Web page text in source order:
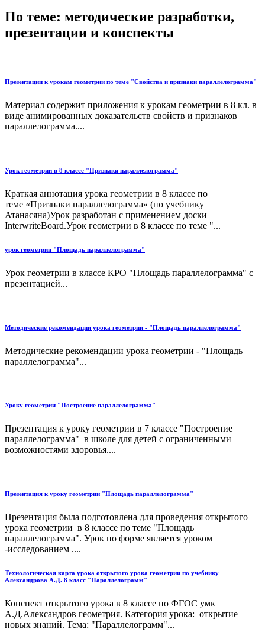
По теме: методические разработки,
презентации и конспекты
Презентации к урокам геометрии по теме "Свойства и признаки параллелограмма"
Материал содержит приложения к урокам геометрии в 8 кл. в
виде анимированных доказательств свойств и признаков
параллелограмма....
Урок геометрии в 8 классе "Признаки параллелограмма"
Краткая аннотация урока геометрии в 8 классе по
теме «Признаки параллелограмма» (по учебнику
Атанасяна)Урок разработан с применением доски
InterwriteBoard.Урок геометрии в 8 классе по теме "...
урок геометрии "Площадь параллелограмма"
Урок геометрии в классе КРО "Площадь параллелограмма" с
презентацией...
Методические рекомендации урока геометрии - "Площадь параллелограмма"
Методические рекомендации урока геометрии - "Площадь
параллелограмма"...
Уроку геометрии "Построение параллелограмма"
Презентация к уроку геометрии в 7 классе "Построение
параллелограмма" в школе для детей с ограниченными
возможностями здоровья....
Презентация к уроку геометрии "Площадь параллелограмма"
Презентация была подготовлена для проведения открытого
урока геометрии в 8 классе по теме "Площадь
параллелограмма". Урок по форме является уроком
-исследованием ....
Технологическая карта урока открытого урока геометрии по учебнику
Александрова А.Д. 8 класс "Параллелограмм"
Конспект открытого урока в 8 классе по ФГОС умк
А.Д.Александров геометрия. Категория урока: открытие
новых знаний. Тема: "Параллелограмм"...